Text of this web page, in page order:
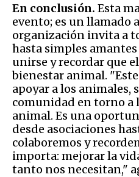
En conclusión. Esta
evento; es un llamado
organización invita a
hasta simples
unirse y recordar que
bienestar animal.
apoyar a los
comunidad en torno a
animal. Es una
desde asociaciones
colaboremos y
importa: mejorar la
tanto nos necesitan,"